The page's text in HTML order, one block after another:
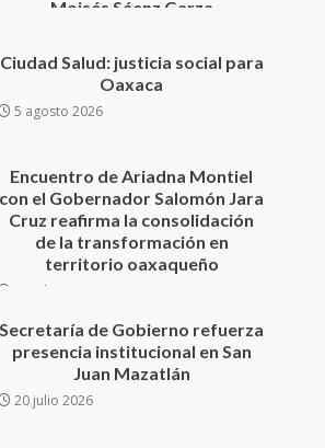
con el Gobernador Salomón Jara
Cruz reafirma la consolidación
de la transformación en
Secretaría de Gobierno refuerza
presencia institucional en San
Juan Mazatlán
20 julio 2026
Sanciona Municipio de Oaxaca
de Juárez caso de maltrato
animal tras denuncia ciudadana
16 julio 2026